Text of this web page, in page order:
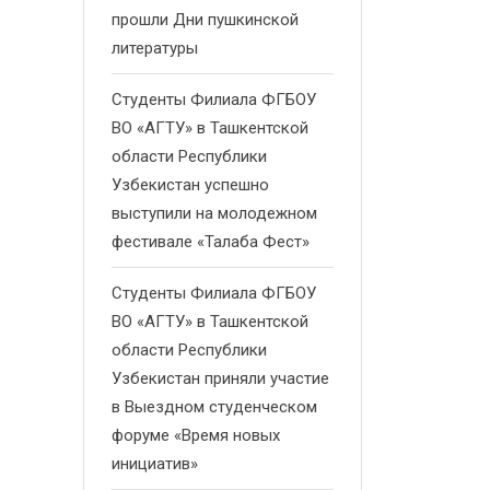
прошли Дни пушкинской
литературы
Студенты Филиала ФГБОУ
ВО «АГТУ» в Ташкентской
области Республики
Узбекистан успешно
выступили на молодежном
фестивале «Талаба Фест»
Студенты Филиала ФГБОУ
ВО «АГТУ» в Ташкентской
области Республики
Узбекистан приняли участие
в Выездном студенческом
форуме «Время новых
инициатив»